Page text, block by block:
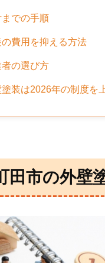
での手順
費用を抑える方法
の選び方
装は2026年の制度を
田市の外